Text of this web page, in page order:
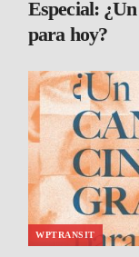
Especial:
para hoy?
WPTRANSIT